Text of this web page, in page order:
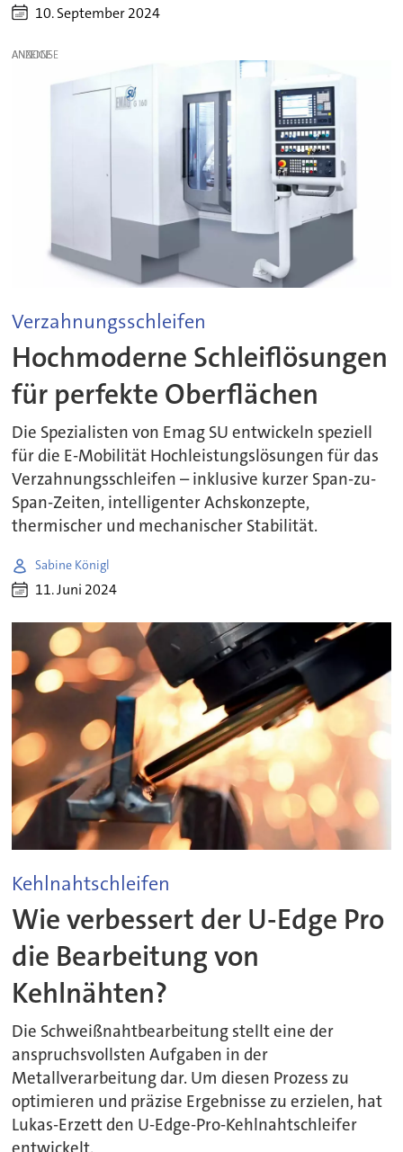
10. September 2024
ANZEIGE
Verzahnungsschleifen
Hochmoderne Schleiflösungen
für perfekte Oberflächen
Die Spezialisten von Emag SU entwickeln speziell
für die E-Mobilität Hochleistungslösungen für das
Verzahnungsschleifen – inklusive kurzer Span-zu-
Span-Zeiten, intelligenter Achskonzepte,
thermischer und mechanischer Stabilität.
Sabine Königl
11. Juni 2024
Kehlnahtschleifen
Wie verbessert der U-Edge Pro
die Bearbeitung von
Kehlnähten?
Die Schweißnahtbearbeitung stellt eine der
anspruchsvollsten Aufgaben in der
Metallverarbeitung dar. Um diesen Prozess zu
optimieren und präzise Ergebnisse zu erzielen, hat
Lukas-Erzett den U-Edge-Pro-Kehlnahtschleifer